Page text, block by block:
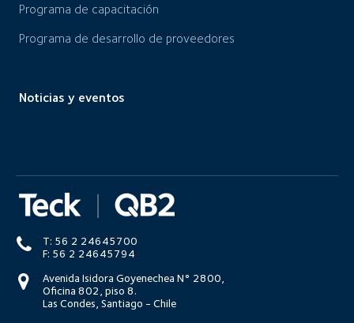
Programa de capacitación
Programa de desarrollo de proveedores
Noticias y eventos
T: 56 2 24645700
F: 56 2 24645794
Avenida Isidora Goyenechea N° 2800,
Oficina 802, piso 8.
Las Condes, Santiago - Chile